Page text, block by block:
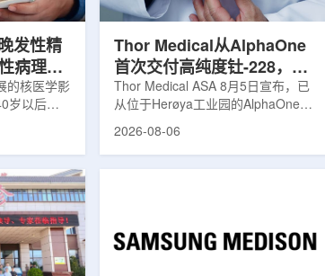
发性精
病理相
的核医学影
岁以后首
性症状的
发性精神
健康对照
蛋白PET示
白PET示
受试者大
蛋白积累
Thor Medical从AlphaOne
首次交付高纯度钍-228，商
业供货启动
Thor Medical ASA 8月5日宣布，已
从位于Herøya工业园的AlphaOne生
产设施完成首批高纯度钍-228(Th-
工业规模制造的开始，首批客户交付
表明公司已完成从产能建设到利用首
2026-08-06